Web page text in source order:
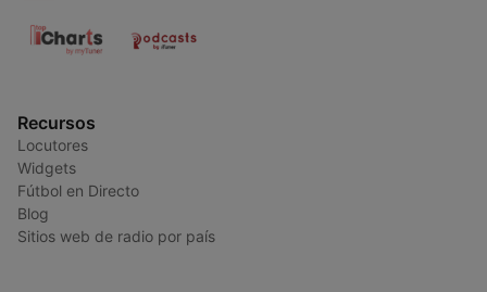
Recursos
Locutores
Widgets
Fútbol en Directo
Blog
Sitios web de radio por país